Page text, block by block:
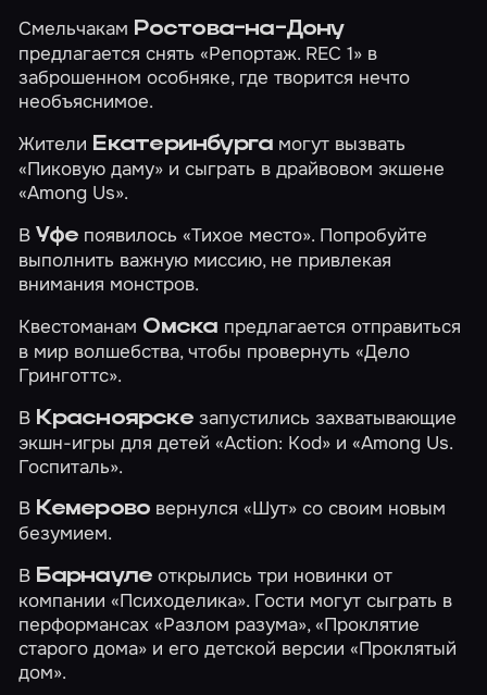
Смельчакам Ростова-на-Дону
предлагается снять«Репортаж. REC 1» в
заброшенном особняке, где творится нечто
необъяснимое.
Жители Екатеринбурга могут вызвать
«Пиковую даму» и сыграть в драйвовом экшене
«Among Us».
ВУфе появилось«Тихое место». Попробуйте
выполнить важную миссию, не привлекая
внимания монстров.
Квестоманам Омска предлагается отправиться
в мир волшебства, чтобы провернуть«Дело
Гринготтс».
В Красноярскезапустились захватывающие
экшн-игры для детей«Action: Kod» и«Among Us.
Госпиталь».
В Кемерово вернулся«Шут» со своим новым
безумием.
В Барнауле открылись три новинки от
компании «Психоделика». Гости могут сыграть в
перформансах«Разлом разума»,«Проклятие
старого дома» и его детской версии«Проклятый
дом».